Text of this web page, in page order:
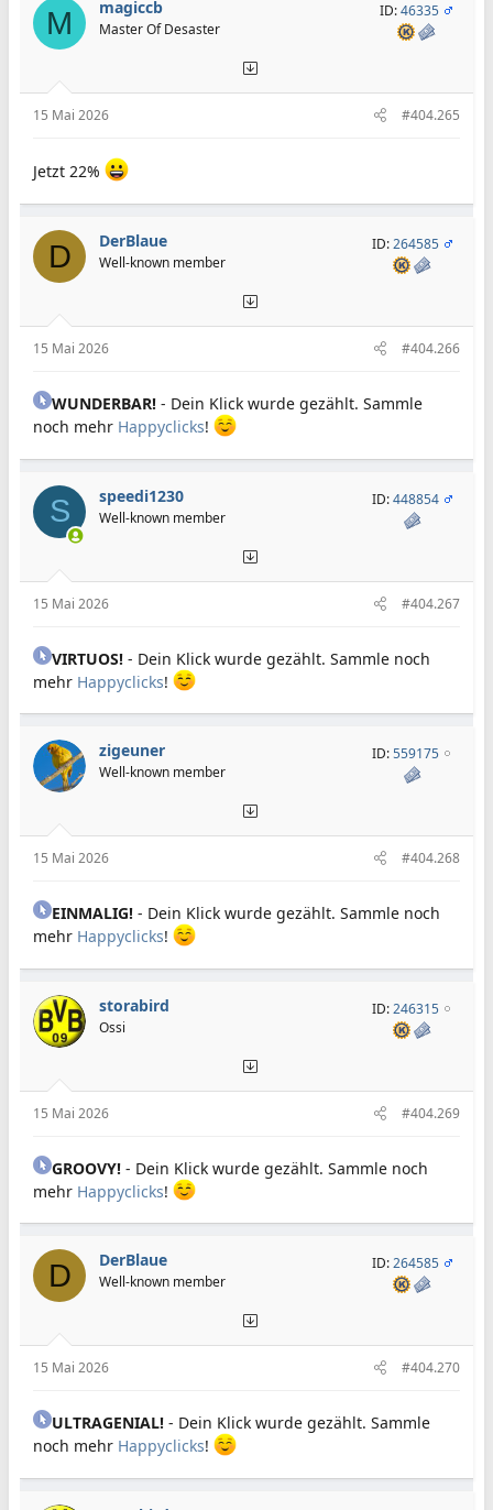
M magiccb
Master Of Desaster
ID:46335
15 Mai 2026 #404.265
Jetzt 22%
D DerBlaue
Well-known member
ID:264585
15 Mai 2026 #404.266
WUNDERBAR! - Dein Klick wurde gezählt. Sammle
noch mehr Happyclicks!
S speedi1230
Well-known member
ID:448854
15 Mai 2026 #404.267
VIRTUOS! - Dein Klick wurde gezählt. Sammle noch
mehr Happyclicks!
zigeuner
Well-known member
ID:559175
15 Mai 2026 #404.268
EINMALIG! - Dein Klick wurde gezählt. Sammle noch
mehr Happyclicks!
storabird
Ossi
ID:246315
15 Mai 2026 #404.269
GROOVY! - Dein Klick wurde gezählt. Sammle noch
mehr Happyclicks!
D DerBlaue
Well-known member
ID:264585
15 Mai 2026 #404.270
ULTRAGENIAL! - Dein Klick wurde gezählt. Sammle
noch mehr Happyclicks!